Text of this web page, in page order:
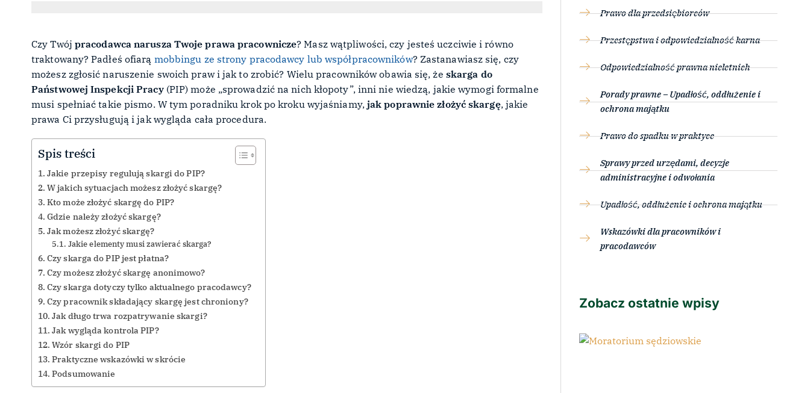
Czy Twój pracodawca narusza Twoje prawa pracownicze? Masz wątpliwości, czy jesteś uczciwie i równo
traktowany? Padłeś ofiarą mobbingu ze strony pracodawcy lub współpracowników? Zastanawiasz się, czy
możesz zgłosić naruszenie swoich praw i jak to zrobić? Wielu pracowników obawia się, że skarga do
Państwowej Inspekcji Pracy(PIP) może „sprowadzić na nich kłopoty”, inni nie wiedzą, jakie wymogi formalne
musi spełniać takie pismo. W tym poradniku krok po kroku wyjaśniamy, jak poprawnie złożyć skargę, jakie
prawa Ci przysługują i jak wygląda cała procedura.
Spis treści
Jakie przepisy regulują skargi do PIP?
W jakich sytuacjach możesz złożyć skargę?
Kto może złożyć skargę do PIP?
Gdzie należy złożyć skargę?
Jak możesz złożyć skargę?
Jakie elementy musi zawierać skarga?
Czy skarga do PIP jest płatna?
Czy możesz złożyć skargę anonimowo?
Czy skarga dotyczy tylko aktualnego pracodawcy?
Czy pracownik składający skargę jest chroniony?
Jak długo trwa rozpatrywanie skargi?
Jak wygląda kontrola PIP?
Wzór skargi do PIP
Praktyczne wskazówki w skrócie
Podsumowanie
Prawo dla przedsiębiorców
Przestępstwa i odpowiedzialność karna
Odpowiedzialność prawna nieletnich
Porady prawne – Upadłość, oddłużenie i
ochrona majątku
Prawo do spadku w praktyce
Sprawy przed urzędami, decyzje
administracyjne i odwołania
Upadłość, oddłużenie i ochrona majątku
Wskazówki dla pracowników i
pracodawców
Zobacz ostatnie wpisy